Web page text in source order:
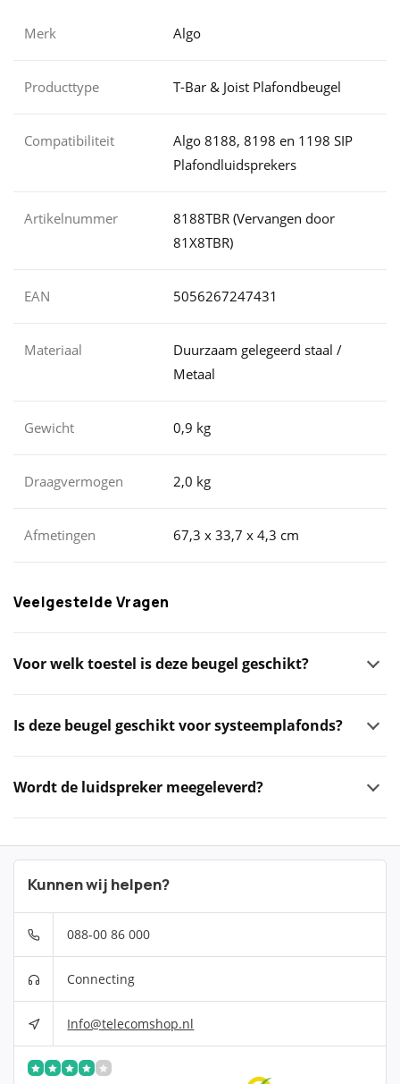
Merk Algo
Producttype T-Bar & Joist Plafondbeugel
Compatibiliteit
Algo 8188, 8198 en 1198 SIP
Plafondluidsprekers
Artikelnummer
8188TBR (Vervangen door
81X8TBR)
EAN 5056267247431
Materiaal
Duurzaam gelegeerd staal /
Metaal
Gewicht 0,9 kg
Draagvermogen 2,0 kg
Afmetingen 67,3 x 33,7 x 4,3 cm
Veelgestelde Vragen
Voor welk toestel is deze beugel geschikt?
Is deze beugel geschikt voor systeemplafonds?
Wordt de luidspreker meegeleverd?
Kunnen wij helpen?
088-00 86 000
Connecting
Info@telecomshop.nl